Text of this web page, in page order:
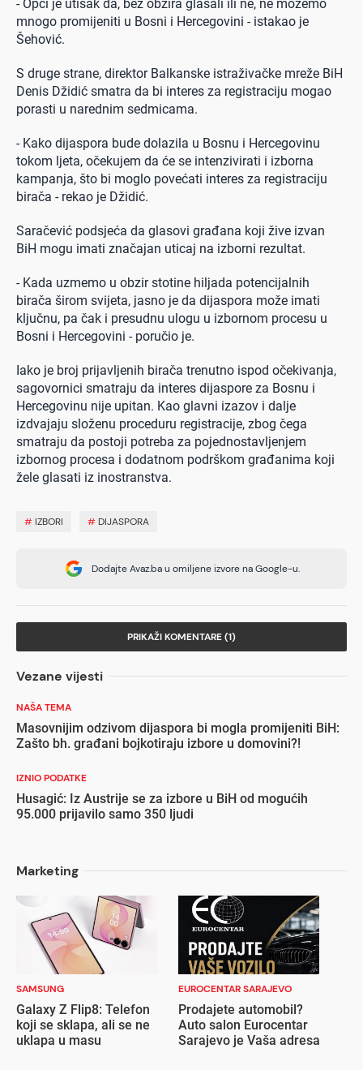
- Opći je utisak da, bez obzira glasali ili ne, ne možemo
mnogo promijeniti u Bosni i Hercegovini - istakao je
Šehović.
S druge strane, direktor Balkanske istraživačke mreže BiH
Denis Džidić smatra da bi interes za registraciju mogao
porasti u narednim sedmicama.
- Kako dijaspora bude dolazila u Bosnu i Hercegovinu
tokom ljeta, očekujem da će se intenzivirati i izborna
kampanja, što bi moglo povećati interes za registraciju
birača - rekao je Džidić.
Saračević podsjeća da glasovi građana koji žive izvan
BiH mogu imati značajan uticaj na izborni rezultat.
- Kada uzmemo u obzir stotine hiljada potencijalnih
birača širom svijeta, jasno je da dijaspora može imati
ključnu, pa čak i presudnu ulogu u izbornom procesu u
Bosni i Hercegovini - poručio je.
Iako je broj prijavljenih birača trenutno ispod očekivanja,
sagovornici smatraju da interes dijaspore za Bosnu i
Hercegovinu nije upitan. Kao glavni izazov i dalje
izdvajaju složenu proceduru registracije, zbog čega
smatraju da postoji potreba za pojednostavljenjem
izbornog procesa i dodatnom podrškom građanima koji
žele glasati iz inostranstva.
# IZBORI # DIJASPORA
Dodajte Avaz.ba u omiljene izvore na Google-u.
PRIKAŽI KOMENTARE (1)
Vezane vijesti
NAŠA TEMA
Masovnijim odzivom dijaspora bi mogla promijeniti BiH:
Zašto bh. građani bojkotiraju izbore u domovini?!
IZNIO PODATKE
Husagić: Iz Austrije se za izbore u BiH od mogućih
95.000 prijavilo samo 350 ljudi
Marketing
SAMSUNG
Galaxy Z Flip8: Telefon
koji se sklapa, ali se ne
uklapa u masu
EUROCENTAR SARAJEVO
Prodajete automobil?
Auto salon Eurocentar
Sarajevo je Vaša adresa